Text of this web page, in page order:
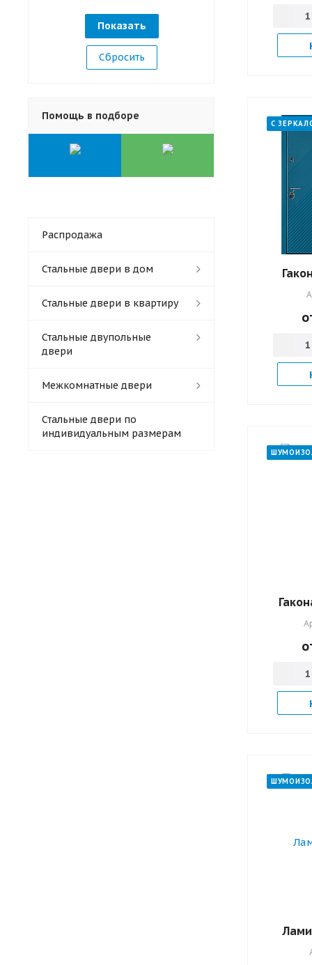
С
Сбросить
Помощь в подборе
Распродажа
Стальные двери в дом
Стальные двери в квартиру
Стальные двупольные
двери
Межкомнатные двери
Стальные двери по
индивидуальным размерам